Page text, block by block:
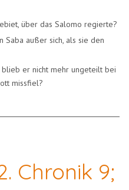
über das Salomo regierte?
Saba außer sich, als sie den
er nicht mehr ungeteilt bei
missfiel?
Chronik 9;